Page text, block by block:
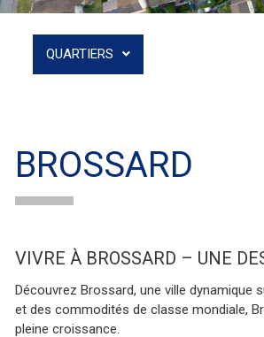
QUARTIERS
BROSSARD
À BROSSARD – UNE
Découvrez Brossard, une ville dynamique
et des commodités de classe mondiale,
pleine croissance.